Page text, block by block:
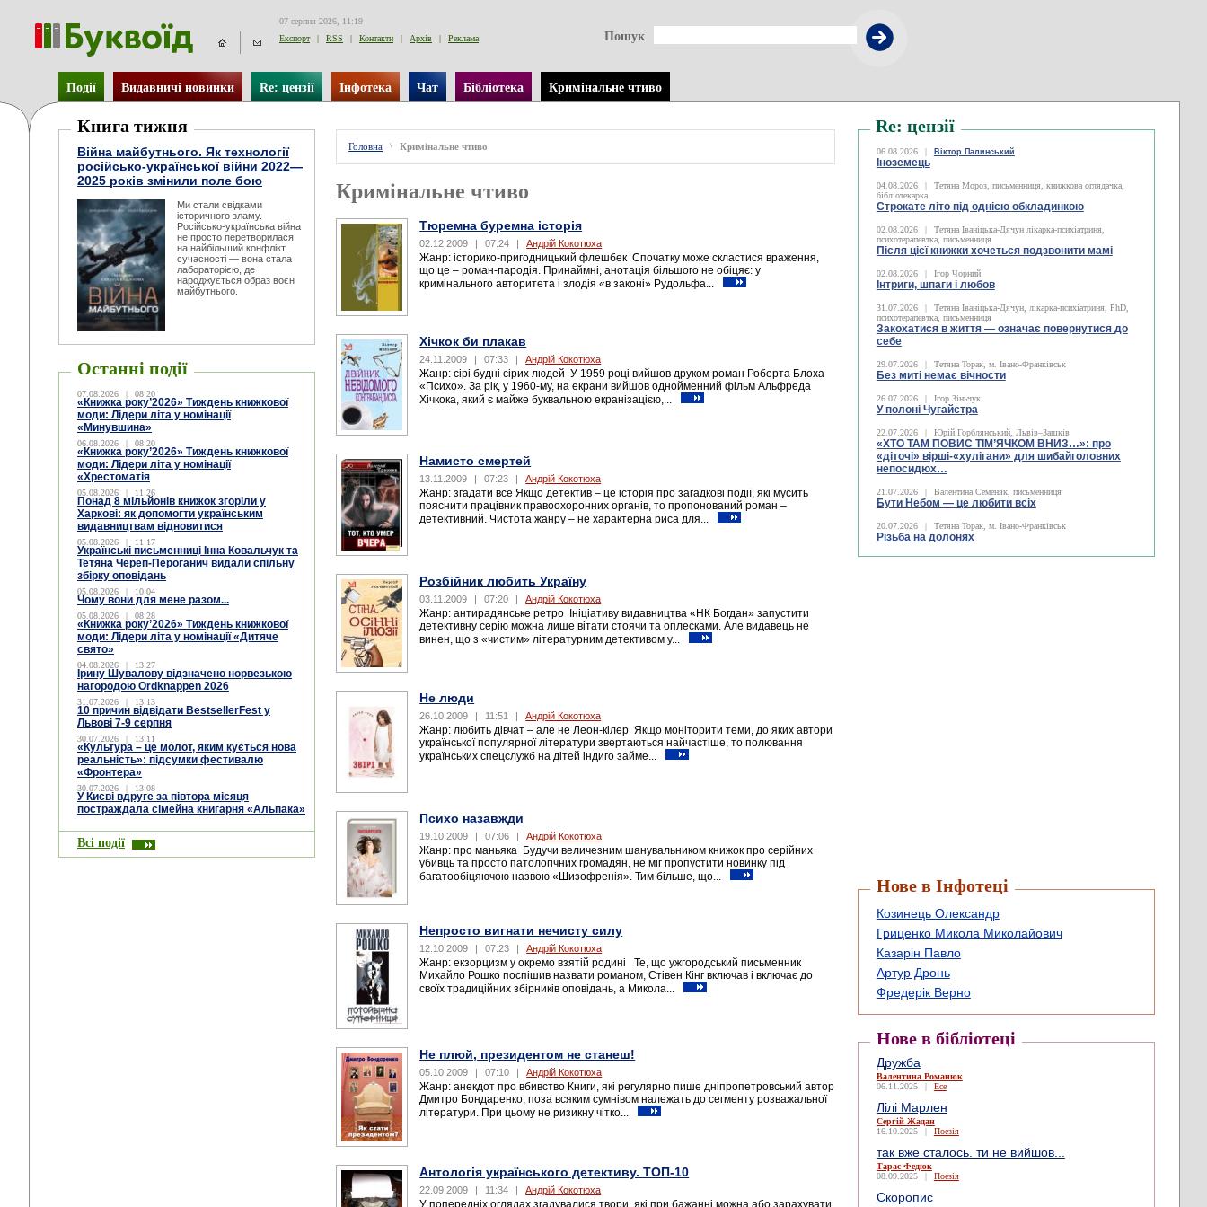
07 серпня 2026, 11:19
Експорт
| RSS | Контакти | Архів | Реклама Пошук
Події Видавничі новинки Re: цензії Інфотека Чат Бібліотека Кримінальне чтиво
Книга тижня
Війна майбутнього. Як технології
російсько-української війни 2022—
2025 років змінили поле бою
Ми стали свідками
історичного зламу.
Російсько-українська війна
не просто перетворилася
на найбільший конфлікт
сучасності — вона стала
лабораторією, де
народжується образ воєн
майбутнього.
Останні події
07.08.2026 | 08:20
«Книжка року’2026» Тиждень книжкової
моди: Лідери літа у номінації
«Минувшина»
06.08.2026 | 08:20
«Книжка року’2026» Тиждень книжкової
моди: Лідери літа у номінації
«Хрестоматія
05.08.2026 | 11:26
Понад 8 мільйонів книжок згоріли у
Харкові: як допомогти українським
видавництвам відновитися
05.08.2026 | 11:17
Українські письменниці Інна Ковальчук та
Тетяна Череп-Пероганич видали спільну
збірку оповідань
05.08.2026 | 10:04
Чому вони для мене разом...
05.08.2026 | 08:28
«Книжка року’2026» Тиждень книжкової
моди: Лідери літа у номінації «Дитяче
свято»
04.08.2026 | 13:27
Ірину Шувалову відзначено норвезькою
нагородою Ordknappen 2026
31.07.2026 | 13:13
10 причин відвідати BestsellerFest у
Львові 7-9 серпня
30.07.2026 | 13:11
«Культура – це молот, яким кується нова
реальність»: підсумки фестивалю
«Фронтера»
30.07.2026 | 13:08
У Києві вдруге за півтора місяця
постраждала сімейна книгарня «Альпака»
Всі події
Головна \ Кримінальне чтиво
Кримінальне чтиво
Тюремна буремна історія
02.12.2009 | 07:24 | Андрій Кокотюха
Жанр: історико-пригодницький флешбек Спочатку може скластися враження,
що це – роман-пародія. Принаймні, анотація більшого не обіцяє: у
кримінального авторитета і злодія «в законі» Рудольфа...
Хічкок би плакав
24.11.2009 | 07:33 | Андрій Кокотюха
Жанр: сірі будні сірих людей У 1959 році вийшов друком роман Роберта Блоха
«Психо». За рік, у 1960-му, на екрани вийшов однойменний фільм Альфреда
Хічкока, який є майже буквальною екранізацією,...
Намисто смертей
13.11.2009 | 07:23 | Андрій Кокотюха
Жанр: згадати все Якщо детектив – це історія про загадкові події, які мусить
пояснити працівник правоохоронних органів, то пропонований роман –
детективний. Чистота жанру – не характерна риса для...
Розбійник любить Україну
03.11.2009 | 07:20 | Андрій Кокотюха
Жанр: антирадянське ретро Ініціативу видавництва «НК Богдан» запустити
детективну серію можна лише вітати стоячи та оплесками. Але видавець не
винен, що з «чистим» літературним детективом у...
Не люди
26.10.2009 | 11:51 | Андрій Кокотюха
Жанр: любить дівчат – але не Леон-кілер Якщо моніторити теми, до яких автори
української популярної літератури звертаються найчастіше, то полювання
українських спецслужб на дітей індиго займе...
Психо назавжди
19.10.2009 | 07:06 | Андрій Кокотюха
Жанр: про маньяка Будучи величезним шанувальником книжок про серійних
убивць та просто патологічних громадян, не міг пропустити новинку під
багатообіцяючою назвою «Шизофренія». Тим більше, що...
Непросто вигнати нечисту силу
12.10.2009 | 07:23 | Андрій Кокотюха
Жанр: екзорцизм у окремо взятій родині Те, що ужгородський письменник
Михайло Рошко поспішив назвати романом, Стівен Кінг включав і включає до
своїх традиційних збірників оповідань, а Микола...
Не плюй, президентом не станеш!
05.10.2009 07:10 Андрій Кокотюха
Жанр: анекдот про вбивство Книги, які регулярно пише дніпропетровський автор
Дмитро Бондаренко, поза всяким сумнівом належать до сегменту розважальної
літератури. При цьому не ризикну чітко...
Антологія українського детективу. ТОП-10
22.09.2009 | 11:34 | Андрій Кокотюха
У попередніх оглядах згадувалися твори, які при бажанні можна або зарахувати,
Re: цензії
06.08.2026 | Віктор Палинський
Іноземець
04.08.2026 |
Тетяна Мороз, письменниця, книжкова оглядачка,
бібліотекарка
Строкате літо під однією обкладинкою
02.08.2026 |
Тетяна Іваніцька-Дячун лікарка-психіатриня,
психотерапевтка, письменниця
Після цієї книжки хочеться подзвонити мамі
02.08.2026 | Ігор Чорний
Інтриги, шпаги і любов
31.07.2026 |
Тетяна Іваніцька-Дячун, лікарка-психіатриня, PhD,
психотерапевтка, письменниця
Закохатися в життя — означає повернутися до
себе
29.07.2026 | Тетяна Торак, м. Івано-Франківськ
Без миті немає вічности
26.07.2026 | Ігор Зіньчук
У полоні Чугайстра
22.07.2026 | Юрій Горблянський, Львів–Зашків
«ХТО ТАМ ПОВИС ТІМ’ЯЧКОМ ВНИЗ…»: про
«діточі» вірші-«хулігани» для шибайголовних
непосидюх…
21.07.2026 | Валентина Семеняк, письменниця
Бути Небом ― це любити всіх
20.07.2026 | Тетяна Торак, м. Івано-Франківськ
Різьба на долонях
Нове в Інфотеці
Козинець Олександр
Гриценко Микола Миколайович
Казарін Павло
Артур Дронь
Фредерік Верно
Нове в бібліотеці
Дружба
Валентина Романюк
06.11.2025
| Есе
Лілі Марлен
Сергій Жадан
16.10.2025
| Поезія
так вже сталось. ти не вийшов...
Тарас Федюк
08.09.2025
| Поезія
Скоропис